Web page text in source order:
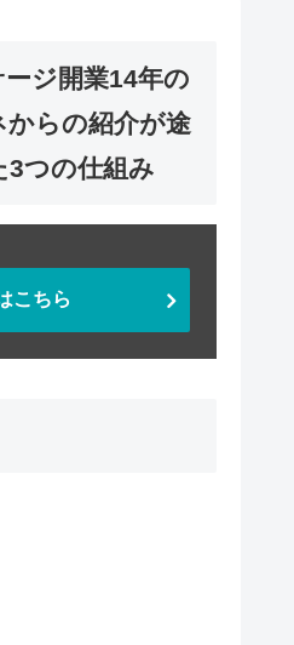
ジ開業14年の
らの紹介が途
3つの仕組み
こちら